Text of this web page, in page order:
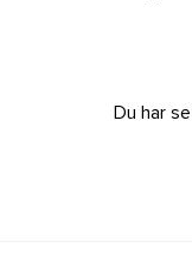
Du har